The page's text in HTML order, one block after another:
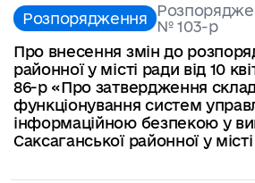
Розпорядження № 103-р
Про внесення змін до
районної у місті ради від 10
86-р «Про затвердження
функціонування систем
інформаційною безпекою у
Саксаганської районної у